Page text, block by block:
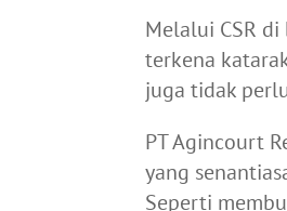
Melalui CSR
terkena
juga tidak
PT Agincourt
yang
Seperti